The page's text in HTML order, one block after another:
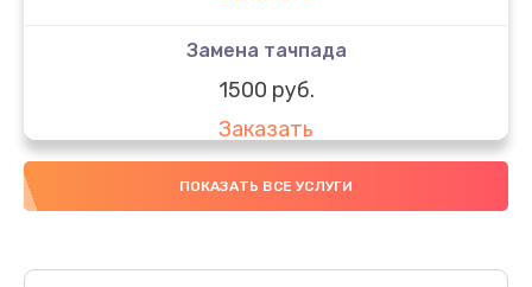
Замена тачпада
1500 руб.
Заказать
Замена южного моста
Заказать
ПОКАЗАТЬ ВСЕ УСЛУГИ